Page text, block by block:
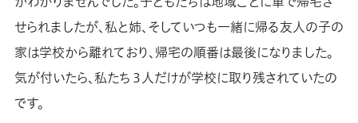
せられましたが、私と姉、そしていつも一緒に帰る友人の子の
家は学校から離れており、帰宅の順番は最後になりました。
気が付いたら、私たち３人だけが学校に取り残されていたの
です。